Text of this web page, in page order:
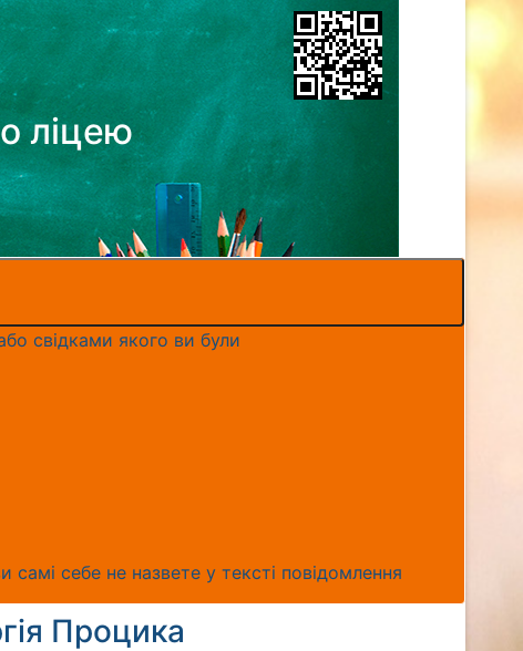
ліцею
свідками якого ви були
себе не назвете у тексті повідомлення
Процика